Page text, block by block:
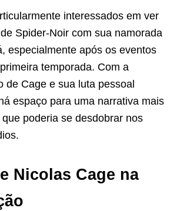
interessados em ver
Spider-Noir com sua namorada
especialmente após os eventos
temporada. Com a
de Cage e sua luta pessoal
espaço para uma narrativa mais
poderia se desdobrar nos
Nicolas Cage na